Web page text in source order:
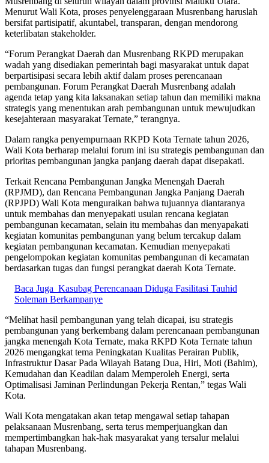
Menurut Wali Kota, proses penyelenggaraan Musrenbang haruslah
bersifat partisipatif, akuntabel, transparan, dengan mendorong
keterlibatan stakeholder.
“Forum Perangkat Daerah dan Musrenbang RKPD merupakan
wadah yang disediakan pemerintah bagi masyarakat untuk dapat
berpartisipasi secara lebih aktif dalam proses perencanaan
pembangunan. Forum Perangkat Daerah Musrenbang adalah
agenda tetap yang kita laksanakan setiap tahun dan memiliki makna
strategis yang menentukan arah pembangunan untuk mewujudkan
kesejahteraan masyarakat Ternate,” terangnya.
Dalam rangka penyempurnaan RKPD Kota Ternate tahun 2026,
Wali Kota berharap melalui forum ini isu strategis pembangunan dan
prioritas pembangunan jangka panjang daerah dapat disepakati.
Terkait Rencana Pembangunan Jangka Menengah Daerah
(RPJMD), dan Rencana Pembangunan Jangka Panjang Daerah
(RPJPD) Wali Kota menguraikan bahwa tujuannya diantaranya
untuk membahas dan menyepakati usulan rencana kegiatan
pembangunan kecamatan, selain itu membahas dan menyapakati
kegiatan komunitas pembangunan yang belum tercakup dalam
kegiatan pembangunan kecamatan. Kemudian menyepakati
pengelompokan kegiatan komunitas pembangunan di kecamatan
berdasarkan tugas dan fungsi perangkat daerah Kota Ternate.
Baca Juga Kasubag Perencanaan Diduga Fasilitasi Tauhid
Soleman Berkampanye
“Melihat hasil pembangunan yang telah dicapai, isu strategis
pembangunan yang berkembang dalam perencanaan pembangunan
jangka menengah Kota Ternate, maka RKPD Kota Ternate tahun
2026 mengangkat tema Peningkatan Kualitas Perairan Publik,
Infrastruktur Dasar Pada Wilayah Batang Dua, Hiri, Moti (Bahim),
Kemudahan dan Keadilan dalam Memperoleh Energi, serta
Optimalisasi Jaminan Perlindungan Pekerja Rentan,” tegas Wali
Kota.
Wali Kota mengatakan akan tetap mengawal setiap tahapan
pelaksanaan Musrenbang, serta terus memperjuangkan dan
mempertimbangkan hak-hak masyarakat yang tersalur melalui
tahapan Musrenbang.